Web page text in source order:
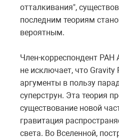
отталкивания",
последним теориям
вероятным.
Член-корреспондент РАН
не исключает, что Gravity
аргументы в пользу
суперструн. Эта теория
существование новой
гравитация
света. Во Вселенной,